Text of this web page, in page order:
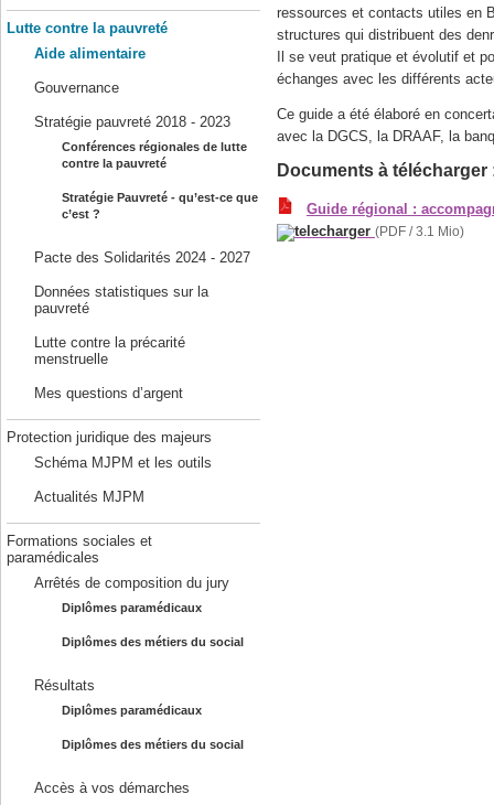
Lutte contre la pauvreté
Aide alimentaire
Gouvernance
Stratégie pauvreté 2018 - 2023
Conférences régionales de lutte
contre la pauvreté
Stratégie Pauvreté - qu’est-ce que
c’est ?
Pacte des Solidarités 2024 - 2027
Données statistiques sur la
pauvreté
Lutte contre la précarité
menstruelle
Mes questions d’argent
Protection juridique des majeurs
Schéma MJPM et les outils
Actualités MJPM
Formations sociales et
paramédicales
Arrêtés de composition du jury
Diplômes paramédicaux
Diplômes des métiers du social
Résultats
Diplômes paramédicaux
Diplômes des métiers du social
Accès à vos démarches
ressources et contacts utiles en
structures qui distribuent des
Il se veut pratique et évolutif et
échanges avec les différents
Ce guide a été élaboré en
avec la DGCS, la DRAAF, la
Documents à télécharger
Guide régional :
(PDF / 3.1 Mio)